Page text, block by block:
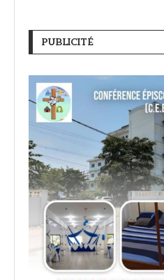
PUBLICITÉ